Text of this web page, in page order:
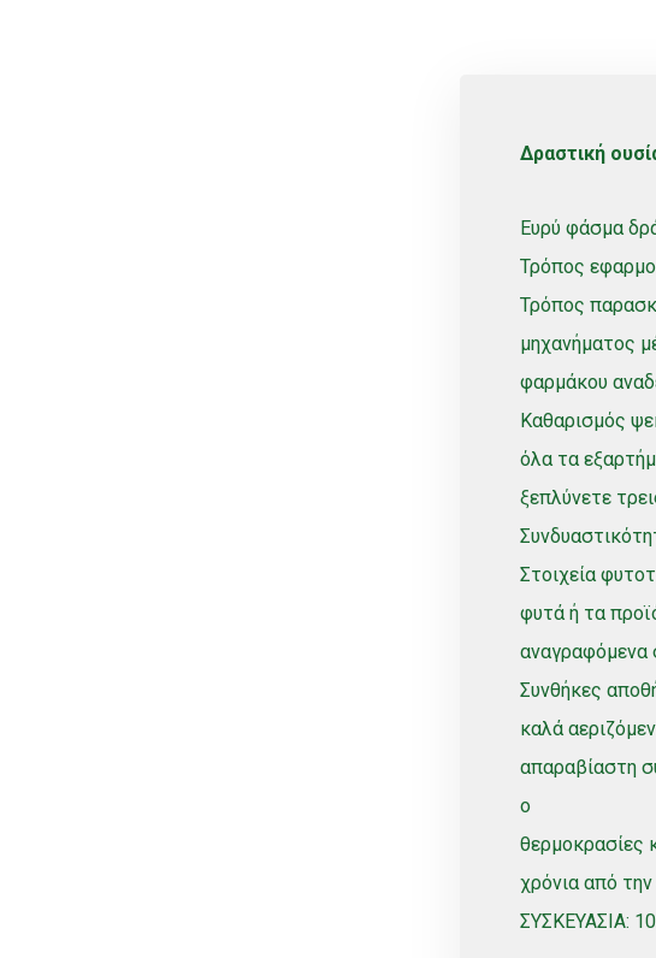
Δραστική
Ευρύ φάσμα
Τρόπος
Τρόπος
μηχανήματος
φαρμάκου
Καθαρισμός
όλα τα
ξεπλύνετε
Στοιχεία
φυτά ή τα
αναγραφόμενα
Συνθήκες
καλά
απαραβίαστη
o
θερμοκρασίες
χρόνια από
ΣΥΣΚΕΥΑΣΙΑ: